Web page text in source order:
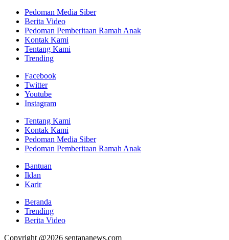
Pedoman Media Siber
Berita Video
Pedoman Pemberitaan Ramah Anak
Kontak Kami
Tentang Kami
Trending
Facebook
Twitter
Youtube
Instagram
Tentang Kami
Kontak Kami
Pedoman Media Siber
Pedoman Pemberitaan Ramah Anak
Bantuan
Iklan
Karir
Beranda
Trending
Berita Video
Copyright @2026 sentananews.com